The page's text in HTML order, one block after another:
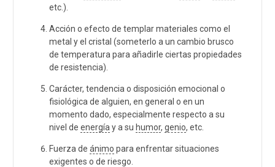
etc.).
Acción o efecto de templar materiales como el
metal y el cristal (someterlo a un cambio brusco
de temperatura para añadirle ciertas propiedades
de resistencia).
Carácter, tendencia o disposición emocional o
fisiológica de alguien, en general o en un
momento dado, especialmente respecto a su
nivel de energía y a su humor, genio, etc.
Fuerza de ánimo para enfrentar situaciones
exigentes o de riesgo.